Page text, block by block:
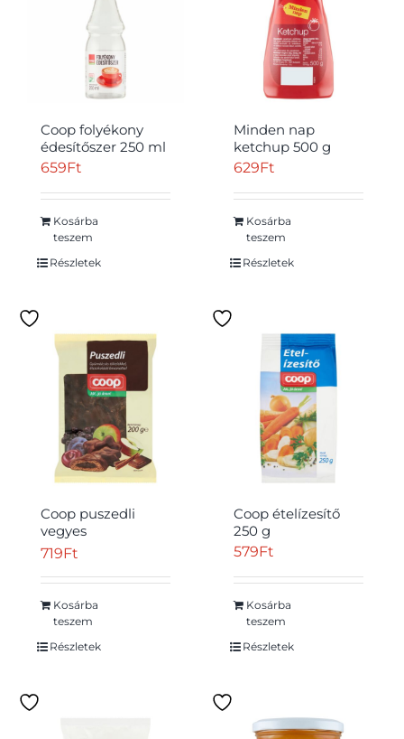
Coop folyékony
édesítőszer 250 ml
659Ft
Kosárba
teszem
Részletek
Minden nap
ketchup 500 g
629Ft
Kosárba
teszem
Részletek
Coop puszedli
vegyes
gyümölcstöltelékkel,
bevonattal 200 g
719Ft
Kosárba
teszem
Részletek
Coop ételízesítő
250 g
579Ft
Kosárba
teszem
Részletek